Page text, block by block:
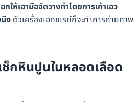
ให้เอามือจัดวางท่าโดยการเท้าเอว
ง ตัวเครื่องเอกซเรย์ก็จะทำการถ่ายภาพ
ช็กหินปูนในหลอดเลือด